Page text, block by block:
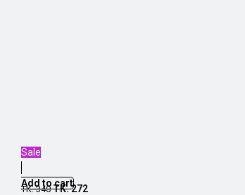
Sale
Add to cart
TK.340 TK.272